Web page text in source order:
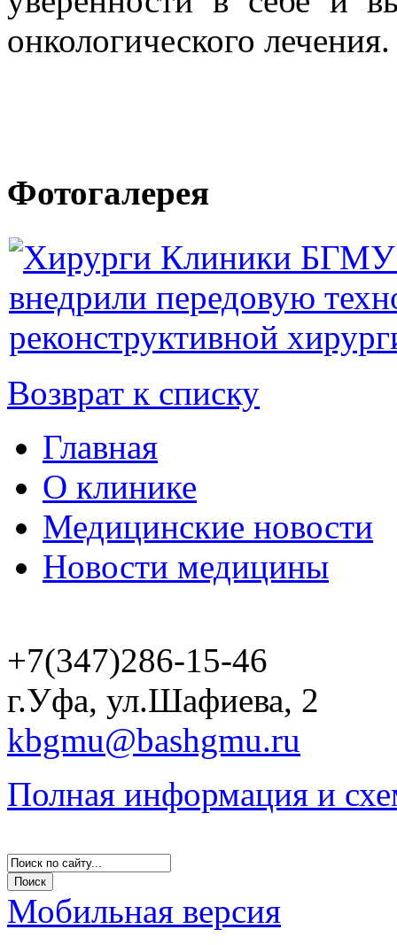
онкологического лечения.
Фотогалерея
Возврат к списку
Главная
О клинике
Медицинские новости
Новости медицины
+7(347)286-15-46
г.Уфа, ул.Шафиева, 2
kbgmu@bashgmu.ru
Полная информация и
Мобильная версия